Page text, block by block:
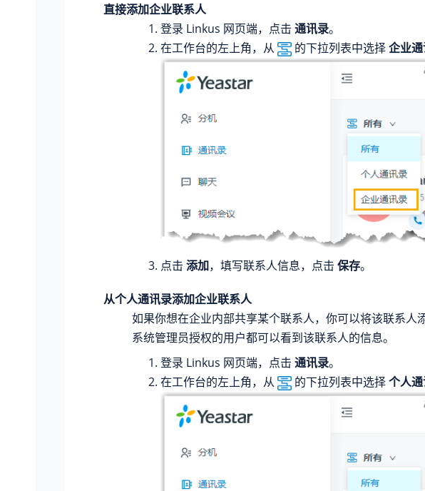
直接添加企业联系人
登录 Linkus 网页端，点击 通讯录。
在工作台的左上角，从
的下拉列表中选择企业
点击 添加，填写联系人信息，点击 保存。
从个人通讯录添加企业联系人
如果你想在企业内部共享某个联系人，你可以将该联系人
系统管理员授权的用户都可以看到该联系人的信息。
登录 Linkus 网页端，点击 通讯录。
在工作台的左上角，从
的下拉列表中选择个人